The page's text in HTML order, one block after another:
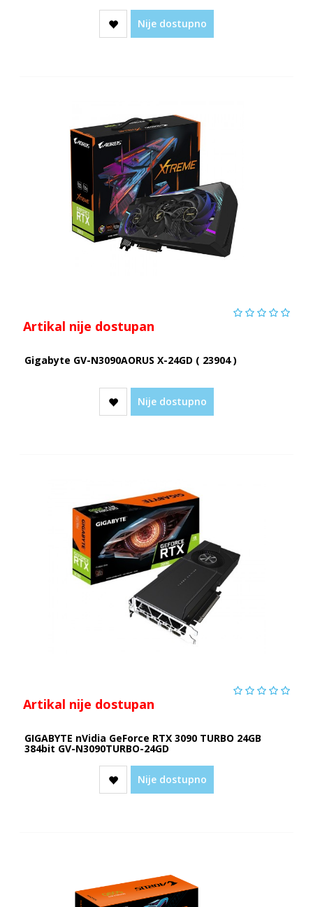
Nije dostupno
Artikal nije dostupan
Gigabyte GV-N3090AORUS X-24GD ( 23904 )
Nije dostupno
Artikal nije dostupan
GIGABYTE nVidia GeForce RTX 3090 TURBO 24GB
384bit GV-N3090TURBO-24GD
Nije dostupno